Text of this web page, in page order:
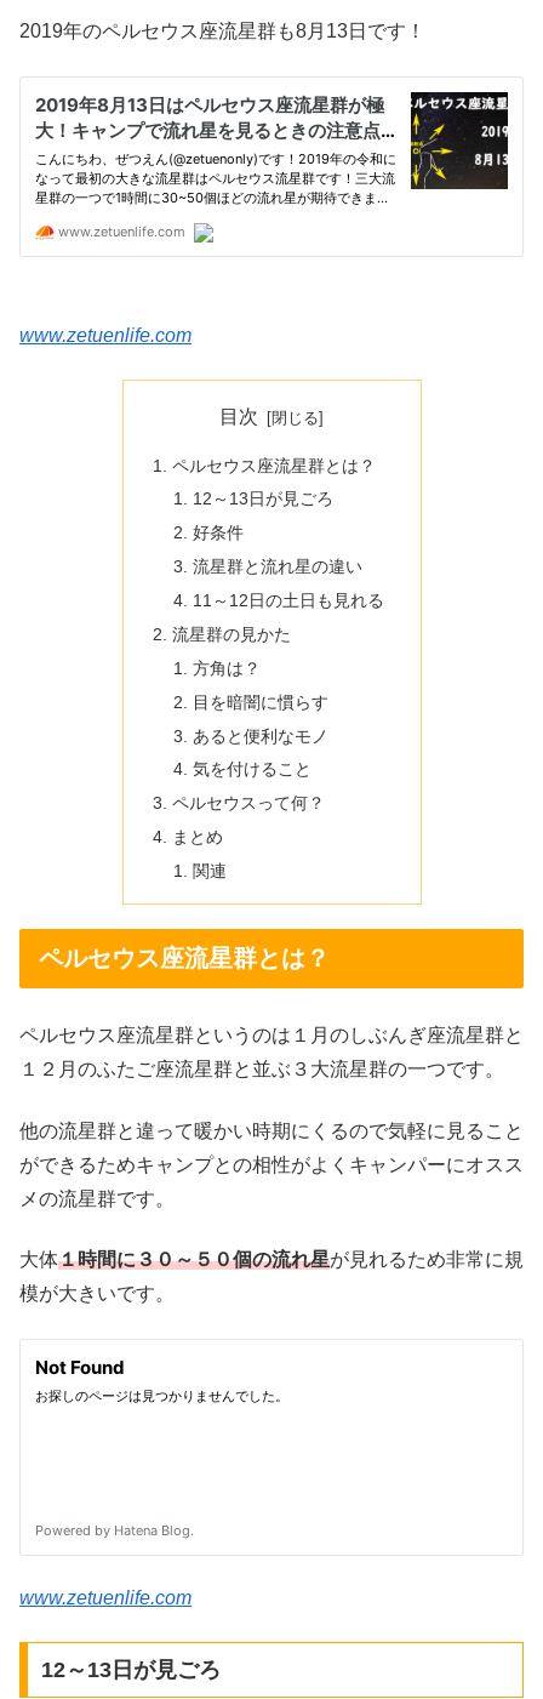
2019年のペルセウス座流星群も8月13日です！
www.zetuenlife.com
目次
ペルセウス座流星群とは？
12～13日が見ごろ
好条件
流星群と流れ星の違い
11～12日の土日も見れる
流星群の見かた
方角は？
目を暗闇に慣らす
あると便利なモノ
気を付けること
ペルセウスって何？
まとめ
関連
ペルセウス座流星群とは？
ペルセウス座流星群というのは１月のしぶんぎ座流星群と
１２月のふたご座流星群と並ぶ３大流星群の一つです。
他の流星群と違って暖かい時期にくるので気軽に見ること
ができるためキャンプとの相性がよくキャンパーにオスス
メの流星群です。
大体１時間に３０～５０個の流れ星が見れるため非常に規
模が大きいです。
www.zetuenlife.com
12～13日が見ごろ